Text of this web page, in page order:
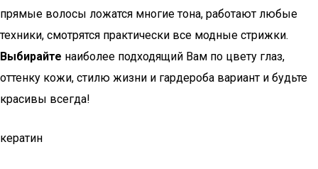
прямые волосы ложатся многие тона, работают любые
техники, смотрятся практически все модные стрижки.
Выбирайте наиболее подходящий Вам по цвету глаз,
оттенку кожи, стилю жизни и гардероба вариант и будьте
красивы всегда!
кератин